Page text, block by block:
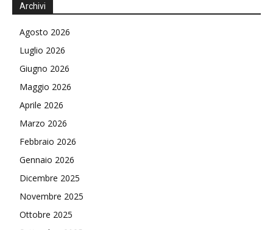
Archivi
Agosto 2026
Luglio 2026
Giugno 2026
Maggio 2026
Aprile 2026
Marzo 2026
Febbraio 2026
Gennaio 2026
Dicembre 2025
Novembre 2025
Ottobre 2025